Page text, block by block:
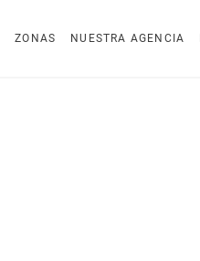
ZONAS NUESTRA AGENCIA